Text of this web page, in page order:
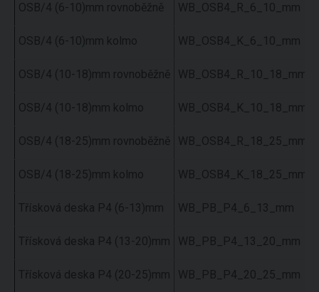
OSB/4 (6-10)mm rovnoběžně WB_OSB4_R_6_10_mm
OSB/4 (6-10)mm kolmo WB_OSB4_K_6_10_mm
OSB/4 (10-18)mm rovnoběžně WB_OSB4_R_10_18_mm
OSB/4 (10-18)mm kolmo WB_OSB4_K_10_18_mm
OSB/4 (18-25)mm rovnoběžně WB_OSB4_R_18_25_mm
OSB/4 (18-25)mm kolmo WB_OSB4_K_18_25_mm
Třísková deska P4 (6-13)mm WB_PB_P4_6_13_mm
Třísková deska P4 (13-20)mm WB_PB_P4_13_20_mm
Třísková deska P4 (20-25)mm WB_PB_P4_20_25_mm